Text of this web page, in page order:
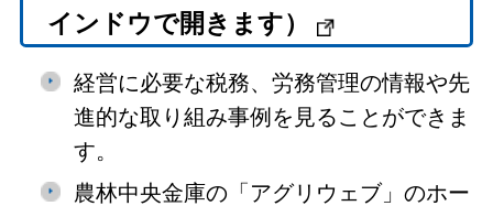
インドウで開きます）
経営に必要な税務、労務管理の情報や先
進的な取り組み事例を見ることができま
す。
農林中央金庫の「アグリウェブ」のホー